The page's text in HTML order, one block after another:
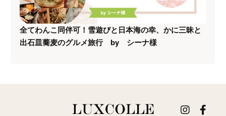
全てわんこ同伴可！雪遊びと日本海の幸、かに三昧と
出石皿蕎麦のグルメ旅行 by シーナ様